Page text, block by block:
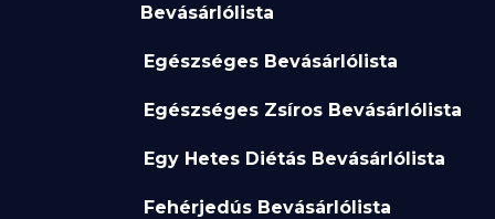
Bevásárlólista
Egészséges Bevásárlólista
Egészséges Zsíros Bevásárlólista
Egy Hetes Diétás Bevásárlólista
Fehérjedús Bevásárlólista